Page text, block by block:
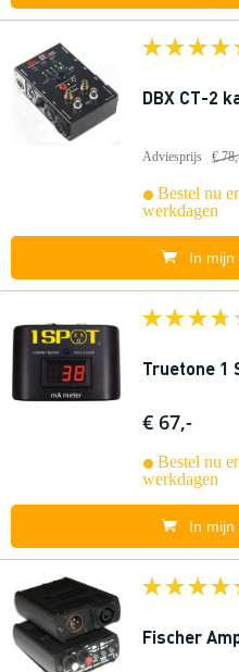
DBX CT-2
Adviesprijs €
Bestel nu
werkdagen
In mijn
Truetone 1
€ 67,-
Bestel nu
werkdagen
In mijn
Fischer